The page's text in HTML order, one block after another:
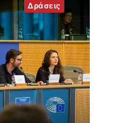
Δράσεις